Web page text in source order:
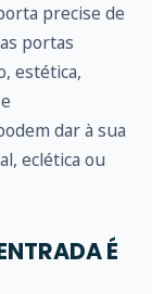
precise de
portas
estética,
dar à sua
eclética ou
É